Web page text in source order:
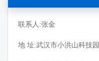
联系人:张金
地 址:武汉市小洪山科技园